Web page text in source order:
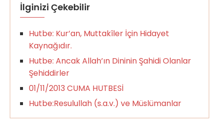
İlginizi Çekebilir
Hutbe: Kur’an, Muttakîler İçin Hidayet
Kaynağıdır.
Hutbe: Ancak Allah’ın Dininin Şahidi Olanlar
Şehiddirler
01/11/2013 CUMA HUTBESİ
Hutbe:Resulullah (s.a.v.) ve Müslümanlar